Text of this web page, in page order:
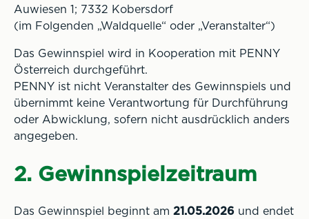
Auwiesen 1; 7332 Kobersdorf
(im Folgenden „Waldquelle“ oder „Veranstalter“)
Das Gewinnspiel wird in Kooperation mit PENNY
Österreich durchgeführt.
PENNY ist nicht Veranstalter des Gewinnspiels und
übernimmt keine Verantwortung für Durchführung
oder Abwicklung, sofern nicht ausdrücklich anders
angegeben.
2. Gewinnspielzeitraum
Das Gewinnspiel beginnt am 21.05.2026 und endet